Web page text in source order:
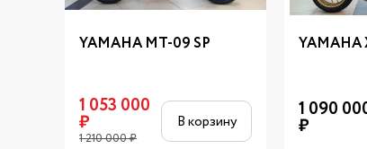
YAMAHA MT-09 SP
1 053 000
₽
1 210 000₽
В корзину
YAMAHA
1 090
₽